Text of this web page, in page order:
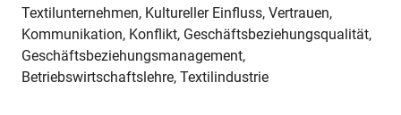
Textilunternehmen, Kultureller Einfluss, Vertrauen,
Kommunikation, Konflikt, Geschäftsbeziehungsqualität,
Geschäftsbeziehungsmanagement,
Betriebswirtschaftslehre, Textilindustrie